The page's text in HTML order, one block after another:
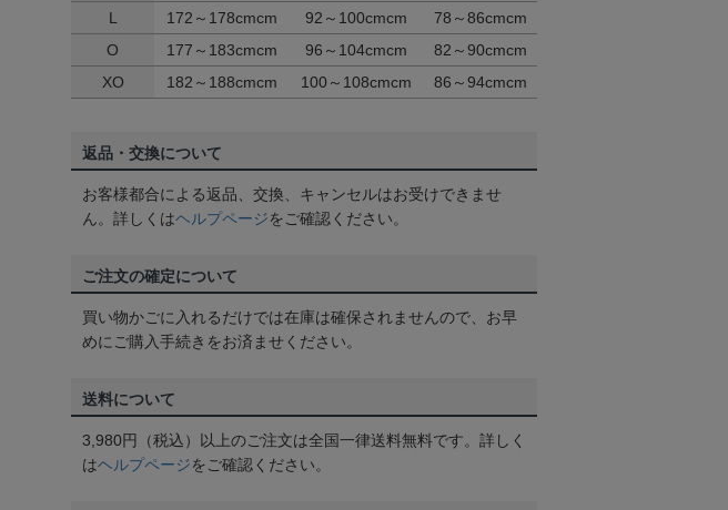
L
172～178cmcm 92～100cmcm
78～86cmcm
O
177～183cmcm 96～104cmcm
82～90cmcm
XO
182～188cmcm 100～108cmcm 86～94cmcm
返品・交換について
お客様都合による返品、交換、キャンセルはお受けできませ
ん。詳しくはヘルプページをご確認ください。
ご注文の確定について
買い物かごに入れるだけでは在庫は確保されませんので、お早
めにご購入手続きをお済ませください。
送料について
3,980円（税込）以上のご注文は全国一律送料無料です。詳しく
はヘルプページをご確認ください。